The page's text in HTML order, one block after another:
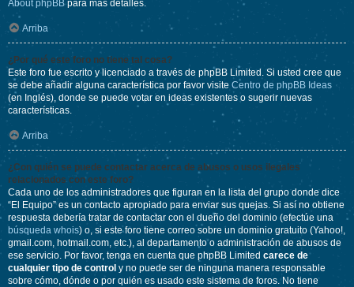
About phpBBpara más detalles.
Arriba
¿Por qué este foro no tiene tal cosa?
Este foro fue escrito y licenciado a través de phpBB Limited. Si usted cree que
se debe añadir alguna característica por favor visite Centro de phpBB Ideas
(en Inglés), donde se puede votar en ideas existentes o sugerir nuevas
características.
Arriba
¿Con quién se puede contactar acerca de abusos o usos ilegales
relacionados con este foro?
Cada uno de los administradores que figuran en la lista del grupo donde dice
“El Equipo” es un contacto apropiado para enviar sus quejas. Si así no obtiene
respuesta debería tratar de contactar con el dueño del dominio (efectúe una
búsqueda whois) o, si este foro tiene correo sobre un dominio gratuito (Yahoo!,
gmail.com, hotmail.com, etc.), al departamento o administración de abusos de
ese servicio. Por favor, tenga en cuenta que phpBB Limited carece de
cualquier tipo de control y no puede ser de ninguna manera responsable
sobre cómo, dónde o por quién es usado este sistema de foros. No tiene